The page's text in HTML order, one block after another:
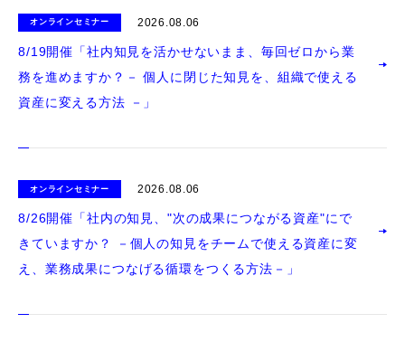
オンラインセミナー 2026.08.06
8/19開催「社内知見を活かせないまま、毎回ゼロから業
務を進めますか？－ 個人に閉じた知見を、組織で使える
資産に変える方法 －」
オンラインセミナー 2026.08.06
8/26開催「社内の知見、"次の成果につながる資産"にで
きていますか？ －個人の知見をチームで使える資産に変
え、業務成果につなげる循環をつくる方法－」